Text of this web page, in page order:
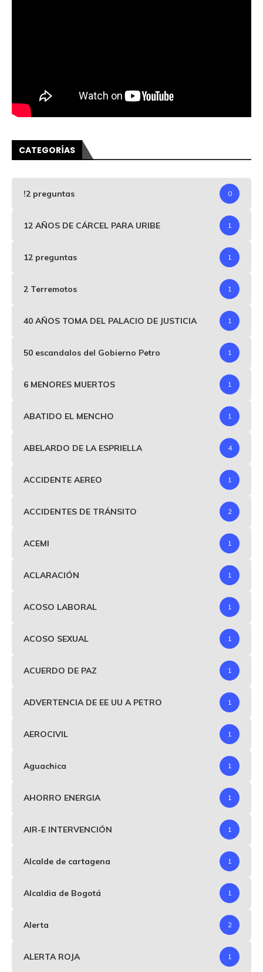
CATEGORÍAS
!2 preguntas 0
12 AÑOS DE CÁRCEL PARA URIBE 1
12 preguntas 1
2 Terremotos 1
40 AÑOS TOMA DEL PALACIO DE JUSTICIA 1
50 escandalos del Gobierno Petro 1
6 MENORES MUERTOS 1
ABATIDO EL MENCHO 1
ABELARDO DE LA ESPRIELLA 4
ACCIDENTE AEREO 1
ACCIDENTES DE TRÁNSITO 2
ACEMI 1
ACLARACIÓN 1
ACOSO LABORAL 1
ACOSO SEXUAL 1
ACUERDO DE PAZ 1
ADVERTENCIA DE EE UU A PETRO 1
AEROCIVIL 1
Aguachica 1
AHORRO ENERGIA 1
AIR-E INTERVENCIÓN 1
Alcalde de cartagena 1
Alcaldia de Bogotá 1
Alerta 2
ALERTA ROJA 1